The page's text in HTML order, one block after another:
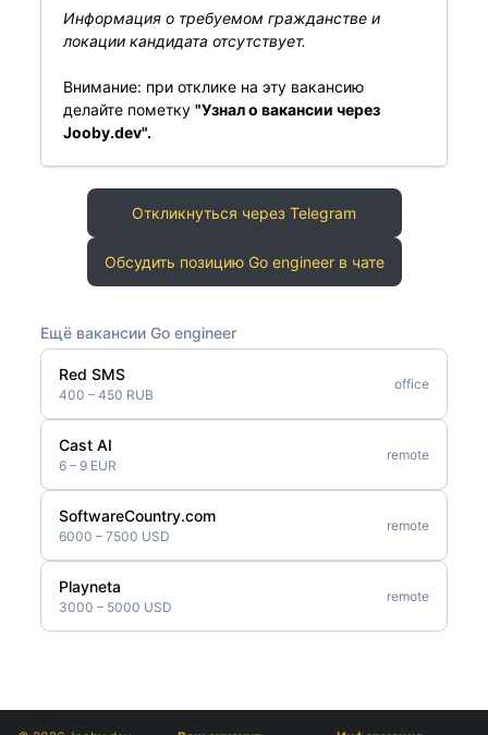
Информация о требуемом гражданстве и
локации кандидата отсутствует.
Внимание: при отклике на эту вакансию
делайте пометку "Узнал о вакансии через
Jooby.dev".
Откликнуться через Telegram
Обсудить позицию Go engineer в чате
Ещё вакансии Go engineer
Red SMS
400 – 450 RUB
office
Cast AI
6 – 9 EUR
remote
SoftwareCountry.com
6000 – 7500 USD
remote
Playneta
3000 – 5000 USD
remote